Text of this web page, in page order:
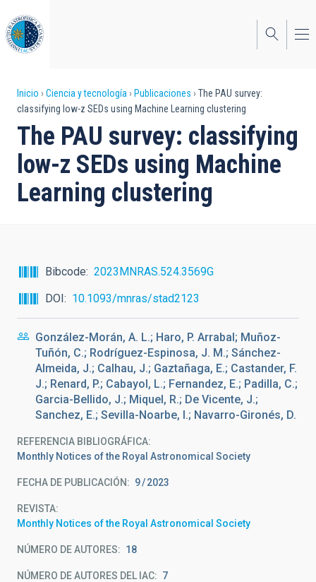
al
contenido
principal
Sobrescribir
enlaces
de
ayuda
a
Inicio Ciencia y tecnología Publicaciones
The PAU survey:
classifying low-z SEDs using Machine Learning clustering
The PAU survey: classifying
low-z SEDs using Machine
Learning clustering
Bibcode
2023MNRAS.524.3569G
DOI
10.1093/mnras/stad2123
González-Morán, A. L.; Haro, P. Arrabal; Muñoz-
Tuñón, C.; Rodríguez-Espinosa, J. M.; Sánchez-
Almeida, J.; Calhau, J.; Gaztañaga, E.; Castander, F.
J.; Renard, P.; Cabayol, L.; Fernandez, E.; Padilla, C.;
Garcia-Bellido, J.; Miquel, R.; De Vicente, J.;
Sanchez, E.; Sevilla-Noarbe, I.; Navarro-Gironés, D.
REFERENCIA BIBLIOGRÁFICA
Monthly Notices of the Royal Astronomical Society
FECHA DE PUBLICACIÓN: 9 2023
REVISTA
Monthly Notices of the Royal Astronomical Society
NÚMERO DE AUTORES 18
NÚMERO DE AUTORES DEL IAC 7